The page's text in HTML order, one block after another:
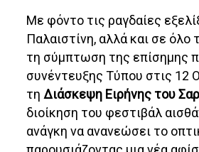
Με φόντο τις ραγδαίες
Παλαιστίνη, αλλά και σε όλο
τη σύμπτωση της επίσημης
συνέντευξης Τύπου στις 12
τηΔιάσκεψη Ειρήνης του
διοίκηση του φεστιβάλ
ανάγκη να ανανεώσει το